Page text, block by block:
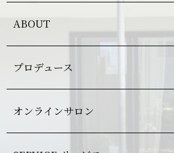
ABOUT
プロデュース
オンラインサロン